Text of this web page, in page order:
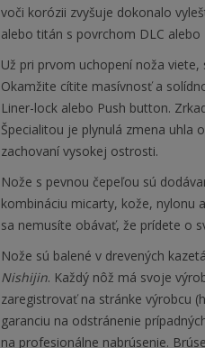
voči korózii zvyšuje dokonalo
alebo titán s povrchom DLC alebo
Už pri prvom uchopení noža
Okamžite cítite masívnosť a
Liner-lock alebo Push button.
Špecialitou je plynulá zmena uhla
zachovaní vysokej ostrosti.
Nože s pevnou čepeľou sú
kombináciu micarty, kože, nylonu
sa nemusíte obávať, že prídete o
Nože sú balené v drevených
Nishijin. Každý nôž má svoje
zaregistrovať na stránke výrobcu
garanciu na odstránenie
na profesionálne nabrúsenie.